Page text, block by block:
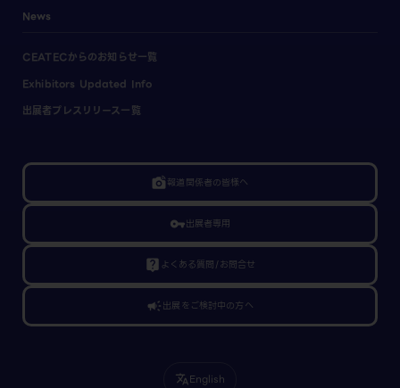
News
CEATECからのお知らせ一覧
Exhibitors Updated Info
出展者プレスリリース一覧
linked_camera報道関係者の皆様へ
vpn_key出展者専用
live_help よくある質問/お問合せ
campaign出展をご検討中の方へ
translateEnglish